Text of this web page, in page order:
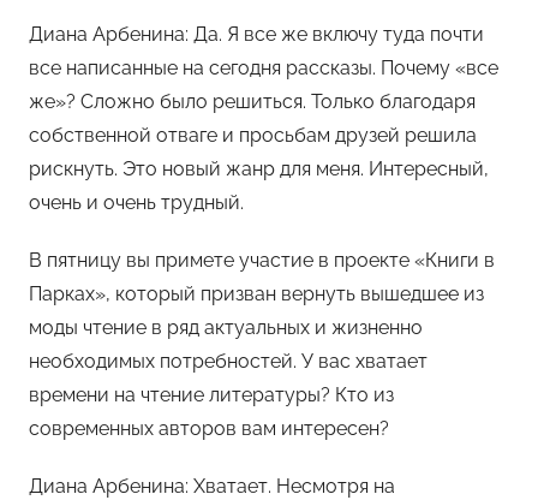
Диана Арбенина: Да. Я все же включу туда почти
все написанные на сегодня рассказы. Почему «все
же»? Сложно было решиться. Только благодаря
собственной отваге и просьбам друзей решила
рискнуть. Это новый жанр для меня. Интересный,
очень и очень трудный.
В пятницу вы примете участие в проекте «Книги в
Парках», который призван вернуть вышедшее из
моды чтение в ряд актуальных и жизненно
необходимых потребностей. У вас хватает
времени на чтение литературы? Кто из
современных авторов вам интересен?
Диана Арбенина: Хватает. Несмотря на